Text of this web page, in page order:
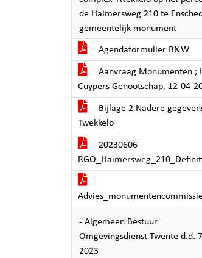
de Haimersweg 210 te
gemeentelijk monument
Agendaformulier B&W
Aanvraag Monumenten ;
Cuypers Genootschap, 12-04-
Bijlage 2 Nadere
Twekkelo
20230606
- Algemeen Bestuur
Omgevingsdienst Twente d.d.
2023